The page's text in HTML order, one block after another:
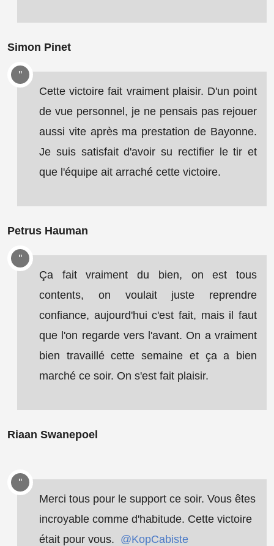
Simon Pinet
Cette victoire fait vraiment plaisir. D'un point
de vue personnel, je ne pensais pas rejouer
aussi vite après ma prestation de Bayonne.
Je suis satisfait d'avoir su rectifier le tir et
que l'équipe ait arraché cette victoire.
Petrus Hauman
Ça fait vraiment du bien, on est tous
contents, on voulait juste reprendre
confiance, aujourd'hui c'est fait, mais il faut
que l'on regarde vers l'avant. On a vraiment
bien travaillé cette semaine et ça a bien
marché ce soir. On s'est fait plaisir.
Riaan Swanepoel
Merci tous pour le support ce soir. Vous êtes
incroyable comme d'habitude. Cette victoire
était pour vous. @KopCabiste